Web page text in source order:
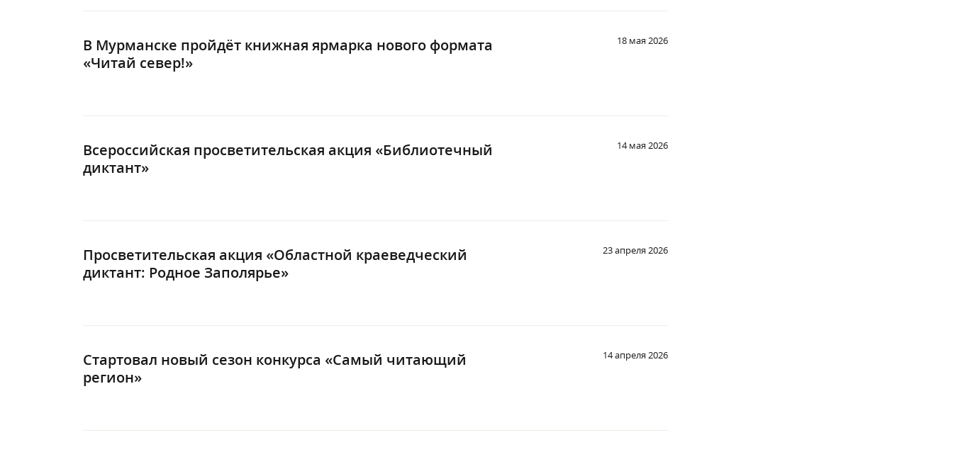
В Мурманске пройдёт книжная ярмарка нового формата
«Читай север!»
18 мая 2026
Всероссийская просветительская акция «Библиотечный
диктант»
14 мая 2026
Просветительская акция «Областной краеведческий
диктант: Родное Заполярье»
23 апреля 2026
Стартовал новый сезон конкурса «Самый читающий
регион»
14 апреля 2026